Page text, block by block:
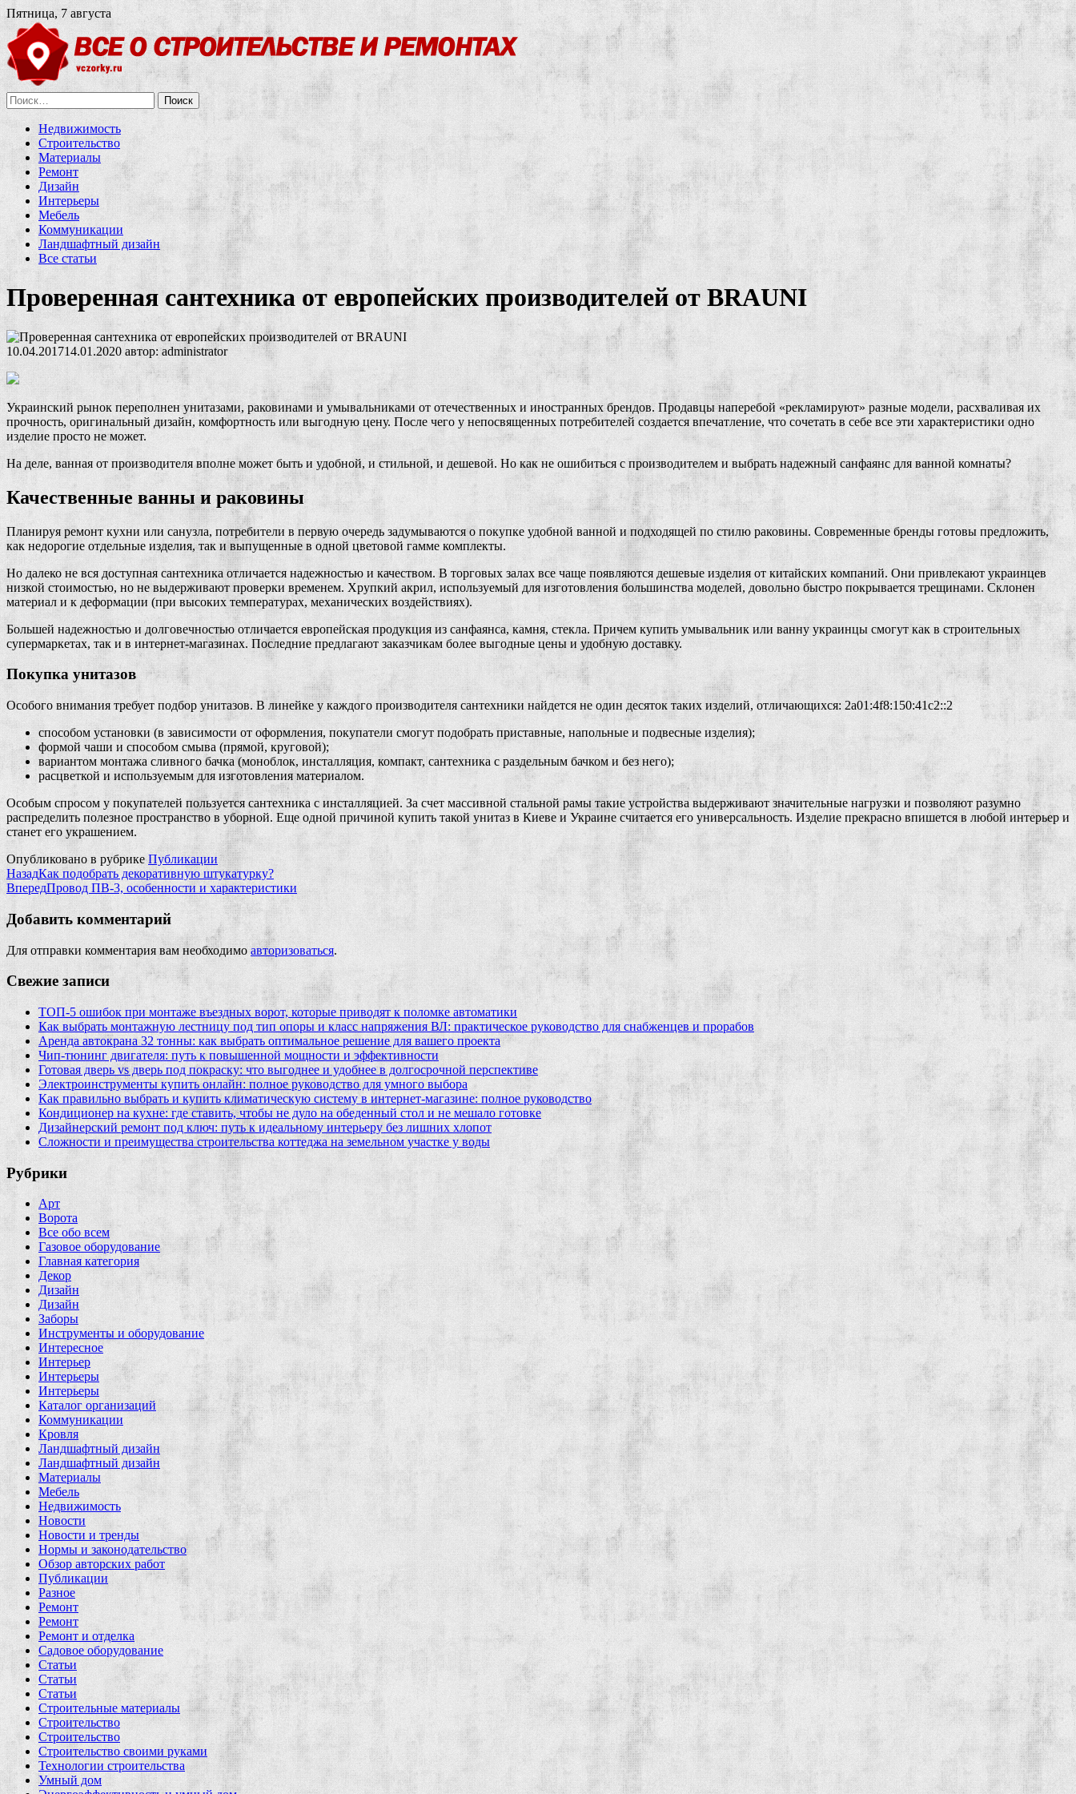
Пятница, 7 августа
Найти:
Недвижимость
Строительство
Материалы
Ремонт
Дизайн
Интерьеры
Мебель
Коммуникации
Ландшафтный дизайн
Все статьи
Проверенная сантехника от европейских производителей от BRAUNI
10.04.201714.01.2020 автор:administrator
Украинский рынок переполнен унитазами, раковинами и умывальниками от отечественных и иностранных брендов. Продавцы наперебой «рекламируют» разные модели, расхваливая их
прочность, оригинальный дизайн, комфортность или выгодную цену. После чего у непосвященных потребителей создается впечатление, что сочетать в себе все эти характеристики одно
изделие просто не может.
На деле, ванная от производителя вполне может быть и удобной, и стильной, и дешевой. Но как не ошибиться с производителем и выбрать надежный санфаянс для ванной комнаты?
Качественные ванны и раковины
Планируя ремонт кухни или санузла, потребители в первую очередь задумываются о покупке удобной ванной и подходящей по стилю раковины. Современные бренды готовы предложить,
как недорогие отдельные изделия, так и выпущенные в одной цветовой гамме комплекты.
Но далеко не вся доступная сантехника отличается надежностью и качеством. В торговых залах все чаще появляются дешевые изделия от китайских компаний. Они привлекают украинцев
низкой стоимостью, но не выдерживают проверки временем. Хрупкий акрил, используемый для изготовления большинства моделей, довольно быстро покрывается трещинами. Склонен
материал и к деформации (при высоких температурах, механических воздействиях).
Большей надежностью и долговечностью отличается европейская продукция из санфаянса, камня, стекла. Причем купить умывальник или ванну украинцы смогут как в строительных
супермаркетах, так и в интернет-магазинах. Последние предлагают заказчикам более выгодные цены и удобную доставку.
Покупка унитазов
Особого внимания требует подбор унитазов. В линейке у каждого производителя сантехники найдется не один десяток таких изделий, отличающихся: 2a01:4f8:150:41c2::2
способом установки (в зависимости от оформления, покупатели смогут подобрать приставные, напольные и подвесные изделия);
формой чаши и способом смыва (прямой, круговой);
вариантом монтажа сливного бачка (моноблок, инсталляция, компакт, сантехника с раздельным бачком и без него);
расцветкой и используемым для изготовления материалом.
Особым спросом у покупателей пользуется сантехника с инсталляцией. За счет массивной стальной рамы такие устройства выдерживают значительные нагрузки и позволяют разумно
распределить полезное пространство в уборной. Еще одной причиной купить такой унитаз в Киеве и Украине считается его универсальность. Изделие прекрасно впишется в любой интерьер и
станет его украшением.
Опубликовано в рубрикеПубликации
НазадКак подобрать декоративную штукатурку?
ВпередПровод ПВ-3, особенности и характеристики
Добавить комментарий
Для отправки комментария вам необходимо авторизоваться.
Свежие записи
ТОП-5 ошибок при монтаже въездных ворот, которые приводят к поломке автоматики
Как выбрать монтажную лестницу под тип опоры и класс напряжения ВЛ: практическое руководство для снабженцев и прорабов
Аренда автокрана 32 тонны: как выбрать оптимальное решение для вашего проекта
Чип‑тюнинг двигателя: путь к повышенной мощности и эффективности
Готовая дверь vs дверь под покраску: что выгоднее и удобнее в долгосрочной перспективе
Электроинструменты купить онлайн: полное руководство для умного выбора
Как правильно выбрать и купить климатическую систему в интернет‑магазине: полное руководство
Кондиционер на кухне: где ставить, чтобы не дуло на обеденный стол и не мешало готовке
Дизайнерский ремонт под ключ: путь к идеальному интерьеру без лишних хлопот
Сложности и преимущества строительства коттеджа на земельном участке у воды
Рубрики
Арт
Ворота
Все обо всем
Газовое оборудование
Главная категория
Декор
Дизайн
Дизайн
Заборы
Инструменты и оборудование
Интересное
Интерьер
Интерьеры
Интерьеры
Каталог организаций
Коммуникации
Кровля
Ландшафтный дизайн
Ландшафтный дизайн
Материалы
Мебель
Недвижимость
Новости
Новости и тренды
Нормы и законодательство
Обзор авторских работ
Публикации
Разное
Ремонт
Ремонт
Ремонт и отделка
Садовое оборудование
Статьи
Статьи
Статьи
Строительные материалы
Строительство
Строительство
Строительство своими руками
Технологии строительства
Умный дом